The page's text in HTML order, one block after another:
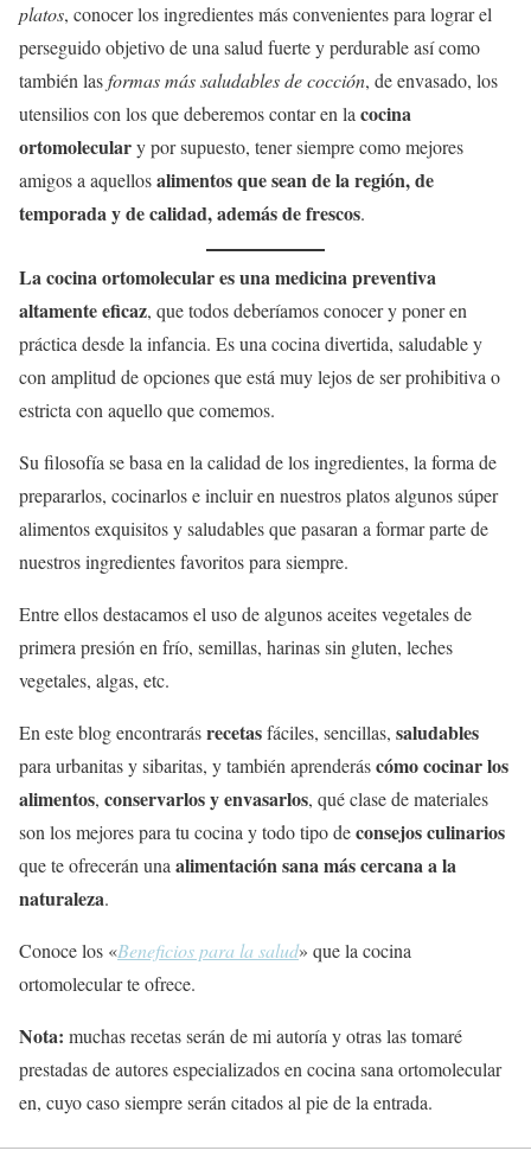
platos, conocer los ingredientes más convenientes para lograr el
perseguido objetivo de una salud fuerte y perdurable así como
también lasformas más saludables de cocción, de envasado, los
utensilios con los que deberemos contar en la cocina
ortomoleculary por supuesto, tener siempre como mejores
amigos a aquellosalimentos que sean de la región, de
temporada y de calidad, además de frescos.
La cocina ortomolecular es una medicina preventiva
altamente eficaz, que todos deberíamos conocer y poner en
práctica desde la infancia. Es una cocina divertida, saludable y
con amplitud de opciones que está muy lejos de ser prohibitiva o
estricta con aquello que comemos.
Su filosofía se basa en la calidad de los ingredientes, la forma de
prepararlos, cocinarlos e incluir en nuestros platos algunos súper
alimentos exquisitos y saludables que pasaran a formar parte de
nuestros ingredientes favoritos para siempre.
Entre ellos destacamos el uso de algunos aceites vegetales de
primera presión en frío, semillas, harinas sin gluten, leches
vegetales, algas, etc.
En este blog encontrarásrecetasfáciles, sencillas, saludables
para urbanitas y sibaritas, y también aprenderáscómo cocinar los
alimentos, conservarlos y envasarlos, qué clase de materiales
son los mejores para tu cocina y todo tipo deconsejos culinarios
que te ofrecerán una alimentación sanamás cercana a la
naturaleza.
Conoce los «Beneficios para la salud» que la cocina
ortomolecular te ofrece.
Nota: muchas recetas serán de mi autoría y otras las tomaré
prestadas de autores especializados en cocina sana ortomolecular
en, cuyo caso siempre serán citados al pie de la entrada.